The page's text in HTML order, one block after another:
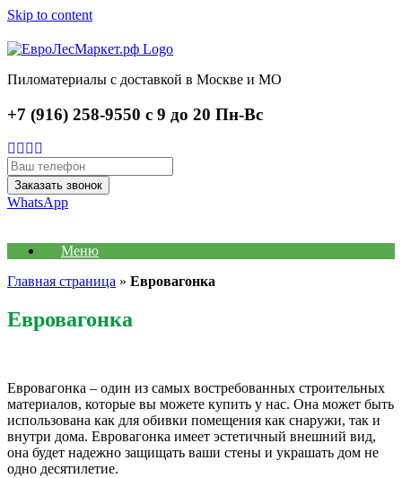
Skip to content
Пиломатериалы с доставкой в Москве и МО
+7 (916) 258-9550 с 9 до 20 Пн-Вс
WhatsApp
Меню
Главная страница » Евровагонка
Евровагонка
Евровагонка – один из самых востребованных строительных
материалов, которые вы можете купить у нас. Она может быть
использована как для обивки помещения как снаружи, так и
внутри дома. Евровагонка имеет эстетичный внешний вид,
она будет надежно защищать ваши стены и украшать дом не
одно десятилетие.